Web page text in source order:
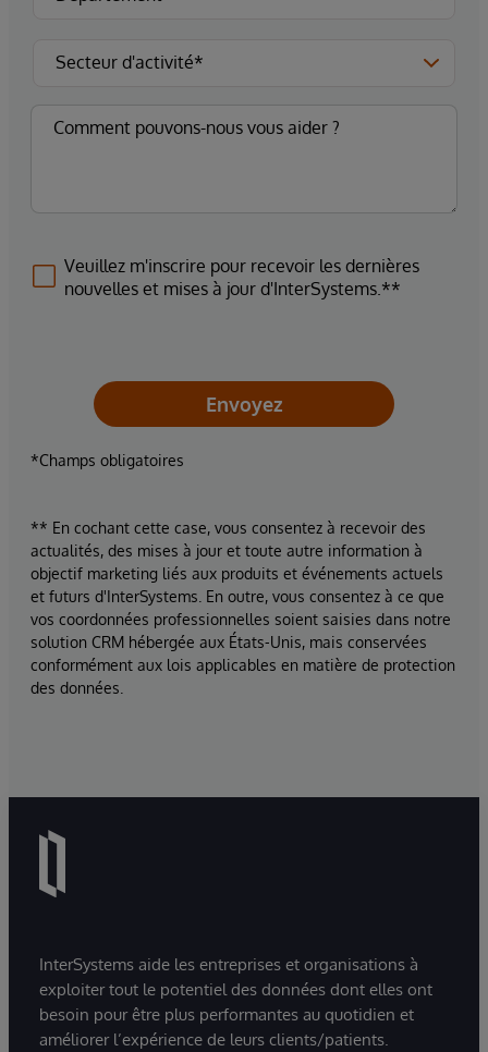
Veuillez m'inscrire pour recevoir les dernières
nouvelles et mises à jour d'InterSystems.**
Envoyez
*Champs obligatoires
** En cochant cette case, vous consentez à recevoir des
actualités, des mises à jour et toute autre information à
objectif marketing liés aux produits et événements actuels
et futurs d'InterSystems. En outre, vous consentez à ce que
vos coordonnées professionnelles soient saisies dans notre
solution CRM hébergée aux États-Unis, mais conservées
conformément aux lois applicables en matière de protection
des données.
InterSystems aide les entreprises et organisations à
exploiter tout le potentiel des données dont elles ont
besoin pour être plus performantes au quotidien et
améliorer l’expérience de leurs clients/patients.